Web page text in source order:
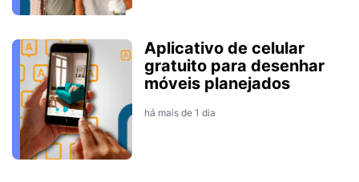
Aplicativo de celular
gratuito para desenhar
móveis planejados
há mais de 1 dia